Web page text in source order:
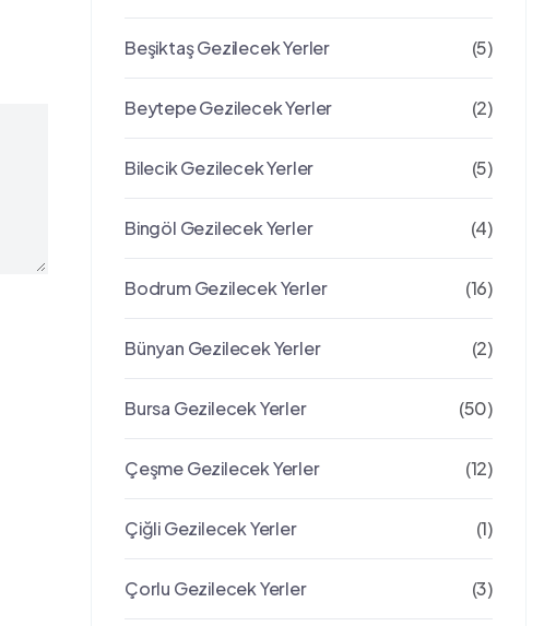
Beşiktaş Gezilecek Yerler (5)
Beytepe Gezilecek Yerler (2)
Bilecik Gezilecek Yerler (5)
Bingöl Gezilecek Yerler (4)
Bodrum Gezilecek Yerler (16)
Bünyan Gezilecek Yerler (2)
Bursa Gezilecek Yerler (50)
Çeşme Gezilecek Yerler (12)
Çiğli Gezilecek Yerler (1)
Çorlu Gezilecek Yerler (3)